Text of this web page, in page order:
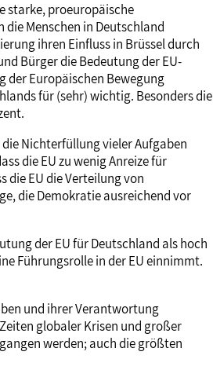
starke, proeuropäische
Menschen in Deutschland
ihren Einfluss in Brüssel durch
Bürger die Bedeutung der EU-
der Europäischen Bewegung
für (sehr) wichtig. Besonders die
Nichterfüllung vieler Aufgaben
die EU zu wenig Anreize für
EU die Verteilung von
die Demokratie ausreichend vor
der EU für Deutschland als hoch
Führungsrolle in der EU einnimmt.
und ihrer Verantwortung
globaler Krisen und großer
werden; auch die größten